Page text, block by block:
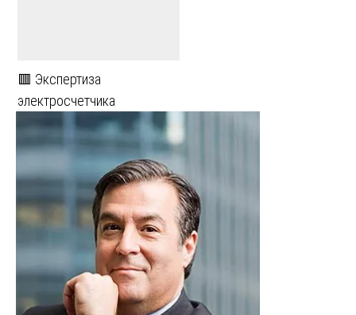
🟥 Экспертиза
электросчетчика